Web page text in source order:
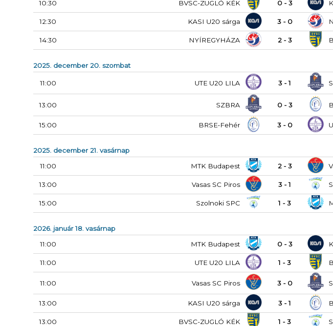
10:30
BVSC-ZUGLÓ KÉK 0 - 3
12:30 KASI U20 sárga 3 - 0
14:30 NYÍREGYHÁZA 2 - 3
2025. december 20. szombat
11:00 UTE U20 LILA 3 - 1
13:00 SZBRA 0 - 3
15:00 BRSE-Fehér 3 - 0
2025. december 21. vasárnap
11:00
MTK Budapest 2 - 3
13:00 Vasas SC Piros 3 - 1
15:00 Szolnoki SPC 1 - 3
2026. január 18. vasárnap
11:00
MTK Budapest 0 - 3
11:00 UTE U20 LILA 1 - 3
11:00 Vasas SC Piros 3 - 0
13:00 KASI U20 sárga 3 - 1
13:00 BVSC-ZUGLÓ KÉK 1 - 3